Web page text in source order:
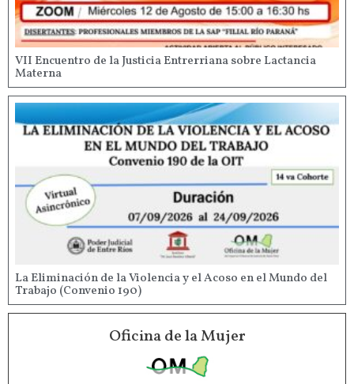
VII Encuentro de la Justicia Entrerriana sobre Lactancia
Materna
La Eliminación de la Violencia y el Acoso en el Mundo del
Trabajo (Convenio 190)
Oficina de la Mujer